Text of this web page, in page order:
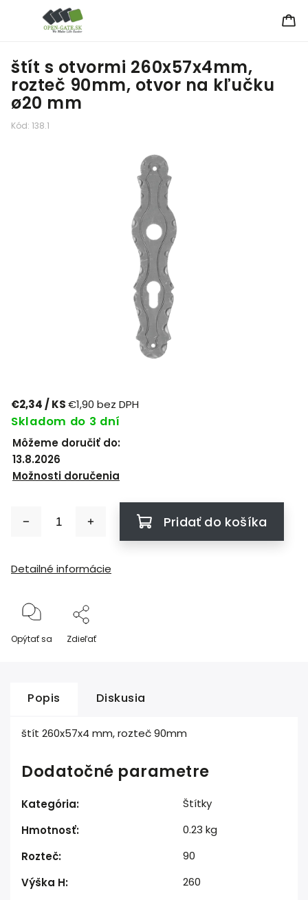
štít s otvormi 260x57x4mm,
rozteč 90mm, otvor na kľučku
ø20 mm
Kód: 138.1
€2,34 / KS€1,90 bez DPH
Skladom do 3 dní
Môžeme doručiť do:
13.8.2026
Možnosti doručenia
Pridať do košíka
Detailné informácie
Opýtať sa Zdieľať
Popis Diskusia
štít 260x57x4 mm, rozteč 90mm
Dodatočné parametre
Kategória:
Štítky
Hmotnosť:
0.23 kg
Rozteč:
90
Výška H:
260